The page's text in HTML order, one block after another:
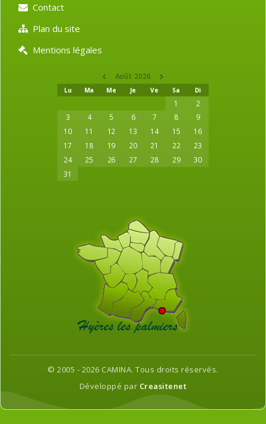
Contact
Plan du site
Mentions légales
Août 2026
Lu Ma Me Je Ve Sa Di
1
2
3
4 5 6 7 8 9
10 11 12 13 14 15
16
17
18 19 20 21 22
23
24
25 26 27 28 29 30
31
© 2005 - 2026 CAMINA. Tous droits réservés.
Développé par Creasitenet